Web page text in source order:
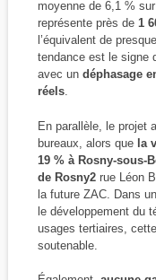
moyenne de 6,1 %
représente près de 1
l’équivalent de presque
tendance est le signe
avec un déphasage
réels.
En parallèle, le projet
bureaux, alors que la
19 % à Rosny-sous-
de Rosny2 rue Léon
la future ZAC. Dans
le développement du
usages tertiaires,
soutenable.